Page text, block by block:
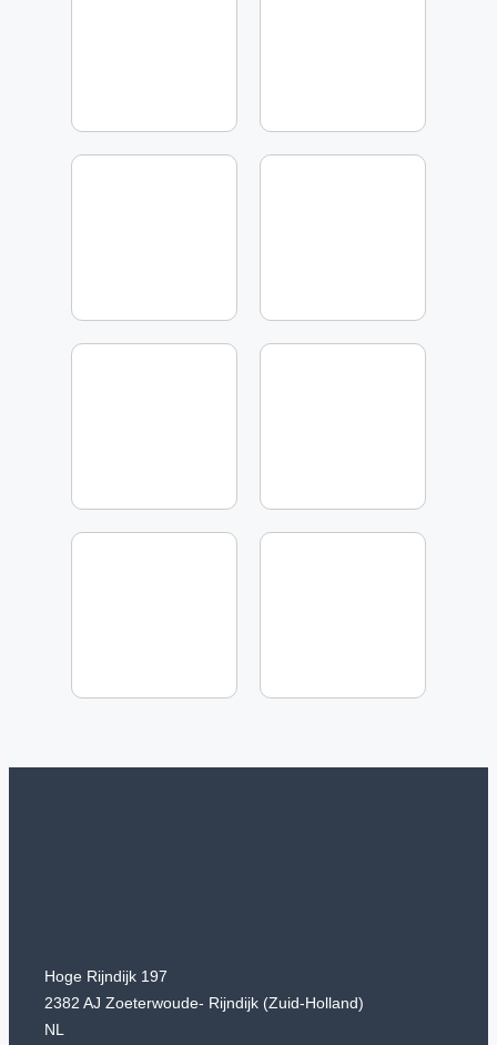
Hoge Rijndijk 197
2382 AJ Zoeterwoude- Rijndijk (Zuid-Holland)
NL